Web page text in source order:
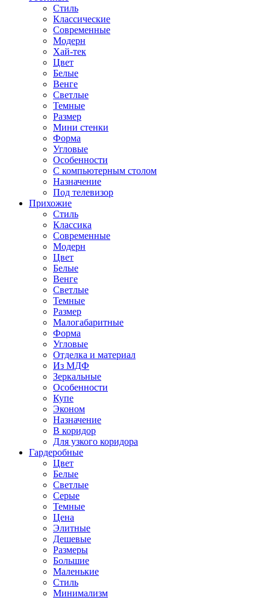
Стиль
Классические
Современные
Модерн
Хай-тек
Цвет
Белые
Венге
Светлые
Темные
Размер
Мини стенки
Форма
Угловые
Особенности
С компьютерным столом
Назначение
Под телевизор
Прихожие
Стиль
Классика
Современные
Модерн
Цвет
Белые
Венге
Светлые
Темные
Размер
Малогабаритные
Форма
Угловые
Отделка и материал
Из МДФ
Зеркальные
Особенности
Купе
Эконом
Назначение
В коридор
Для узкого коридора
Гардеробные
Цвет
Белые
Светлые
Серые
Темные
Цена
Элитные
Дешевые
Размеры
Большие
Маленькие
Стиль
Минимализм